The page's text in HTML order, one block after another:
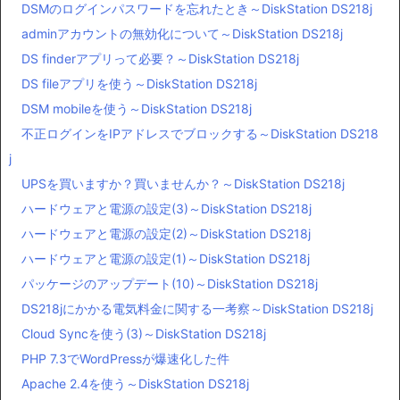
DSMのログインパスワードを忘れたとき～DiskStation DS218j
adminアカウントの無効化について～DiskStation DS218j
DS finderアプリって必要？～DiskStation DS218j
DS fileアプリを使う～DiskStation DS218j
DSM mobileを使う～DiskStation DS218j
不正ログインをIPアドレスでブロックする～DiskStation DS218
j
UPSを買いますか？買いませんか？～DiskStation DS218j
ハードウェアと電源の設定(3)～DiskStation DS218j
ハードウェアと電源の設定(2)～DiskStation DS218j
ハードウェアと電源の設定(1)～DiskStation DS218j
パッケージのアップデート(10)～DiskStation DS218j
DS218jにかかる電気料金に関する一考察～DiskStation DS218j
Cloud Syncを使う(3)～DiskStation DS218j
PHP 7.3でWordPressが爆速化した件
Apache 2.4を使う～DiskStation DS218j